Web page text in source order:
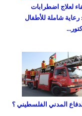
لعلاج اضطرابات
شاملة للأطفال
المدني الفلسطيني ؟